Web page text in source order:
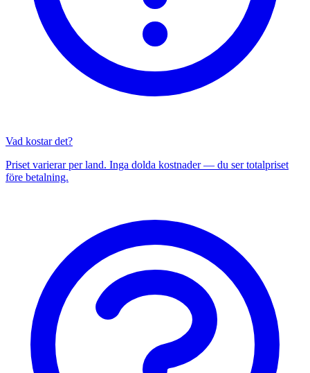
Vad kostar det?
Priset varierar per land. Inga dolda kostnader — du ser totalpriset
före betalning.